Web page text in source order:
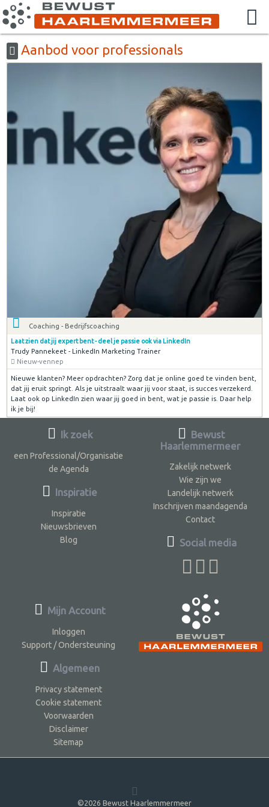
Aanbod voor professionals
Coaching - Bedrijfscoaching
Laat zien dat jij expert bent - deel je passie ook via LinkedIn
Trudy Pannekeet - LinkedIn Marketing Trainer
Nieuw-vennep
Nieuwe klanten? Meer opdrachten? Zorg dat je online goed te vinden bent,
dat jij eruit springt. Als je uitstraalt waar jij voor staat, is succes verzekerd.
Laat ook op LinkedIn zien waar jij goed in bent, wat je passie is. Daar help
ik je bij!
Ik zoek
een Professional/Organisatie
de Agenda
Inspiratie
Inspiratie
Nieuwsbrieven
Blog
Bewust
Haarlemmermeer
Zakelijk netwerk
Wie zijn we
Landelijk netwerk
Inschrijven maandagenda
Contact
Social media
Mijn Account
Inloggen
Support / Ondersteuning
Algemeen
Privacy statement
Cookie statement
Voorwaarden
Disclaimer
Sitemap
©2026 Bewust Haarlemmermeer